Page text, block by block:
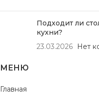
Подходит ли
кухни?
23.03.2026
Нет
МЕНЮ
Главная